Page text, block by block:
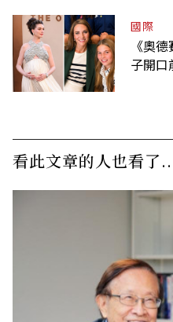
國際
《奧
子開口
看此文章的人也看了..